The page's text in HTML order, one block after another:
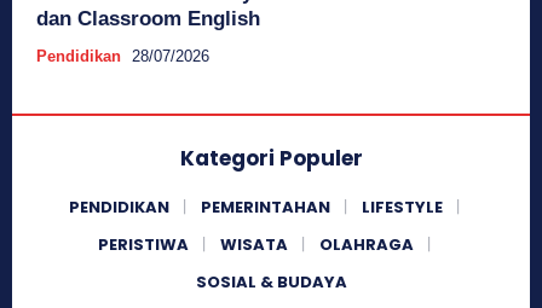
dan Classroom English
Pendidikan 28/07/2026
Kategori Populer
PENDIDIKAN PEMERINTAHAN
LIFESTYLE
PERISTIWA
WISATA
OLAHRAGA
SOSIAL & BUDAYA